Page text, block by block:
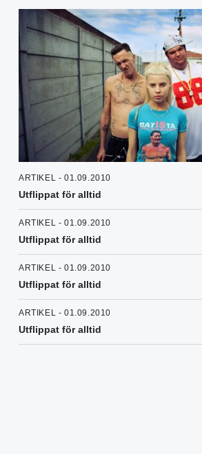
ARTIKEL - 01.09.2010
Utflippat för alltid
ARTIKEL - 01.09.2010
Utflippat för alltid
ARTIKEL - 01.09.2010
Utflippat för alltid
ARTIKEL - 01.09.2010
Utflippat för alltid